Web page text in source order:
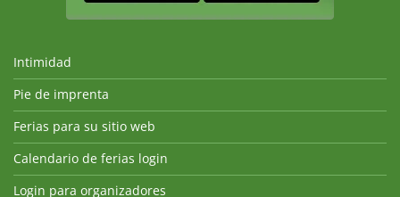
Intimidad
Pie de imprenta
Ferias para su sitio web
Calendario de ferias login
Login para organizadores